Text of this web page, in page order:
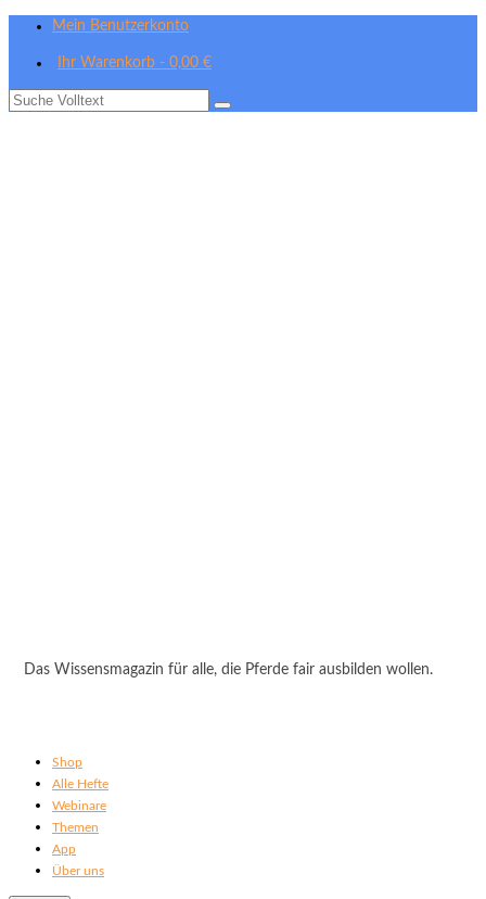
Mein Benutzerkonto
Ihr Warenkorb - 0,00 €
Suche
Das Wissensmagazin für alle, die Pferde fair ausbilden wollen.
Shop
Alle Hefte
Webinare
Themen
App
Über uns